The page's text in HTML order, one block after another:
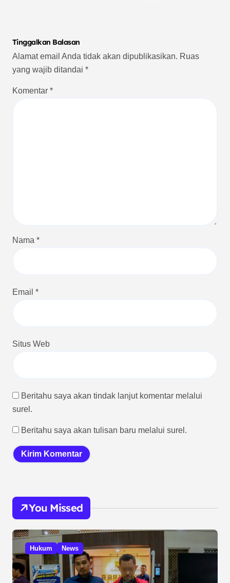
Tinggalkan Balasan
Alamat email Anda tidak akan dipublikasikan. Ruas
yang wajib ditandai *
Komentar *
Nama *
Email *
Situs Web
Beritahu saya akan tindak lanjut komentar melalui
surel.
Beritahu saya akan tulisan baru melalui surel.
You Missed
Hukum News